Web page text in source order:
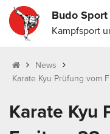
Budo
Kampfsport
News
Karate Kyu Prüfung vom
Karate Kyu